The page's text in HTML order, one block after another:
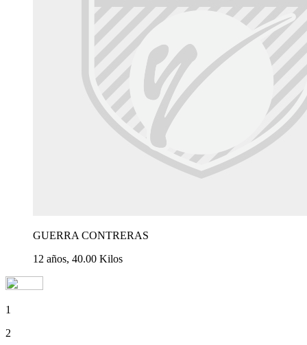
GUERRA CONTRERAS
12 años, 40.00 Kilos
1
2